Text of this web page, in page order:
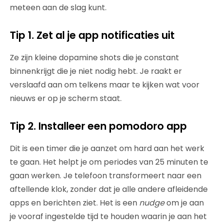
meteen aan de slag kunt.
Tip 1. Zet al je app notificaties uit
Ze zijn kleine dopamine shots die je constant
binnenkrijgt die je niet nodig hebt. Je raakt er
verslaafd aan om telkens maar te kijken wat voor
nieuws er op je scherm staat.
Tip 2. Installeer een pomodoro app
Dit is een timer die je aanzet om hard aan het werk
te gaan. Het helpt je om periodes van 25 minuten te
gaan werken. Je telefoon transformeert naar een
aftellende klok, zonder dat je alle andere afleidende
apps en berichten ziet. Het is een nudgeom je aan
je vooraf ingestelde tijd te houden waarin je aan het